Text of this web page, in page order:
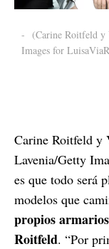
- (Carine Roitfeld
Images for
Carine Roitfeld
Lavenia/Getty
es que todo será
modelos que
propios
Roitfeld. “Por